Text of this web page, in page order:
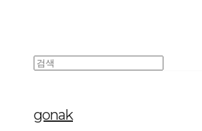
gonak